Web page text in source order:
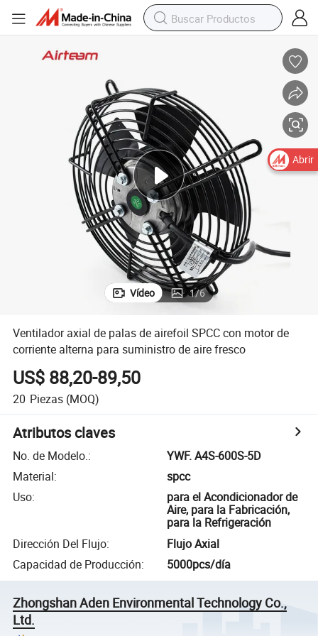
Vídeo 1/6
Ventilador axial de palas de airefoil SPCC con motor de
corriente alterna para suministro de aire fresco
US$ 88,20-89,50
20 Piezas (MOQ)
Atributos claves
No. de Modelo.:
YWF. A4S-600S-5D
Material:
spcc
Uso:
para el Acondicionador de
Aire, para la Fabricación,
para la Refrigeración
Dirección Del Flujo:
Flujo Axial
Capacidad de Producción: 5000pcs/día
Zhongshan Aden Environmental Technology Co.,
Ltd.
Abrir